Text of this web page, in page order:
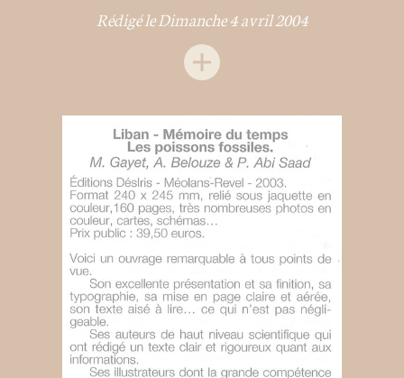
Rédigé le Dimanche 4 avril 2004